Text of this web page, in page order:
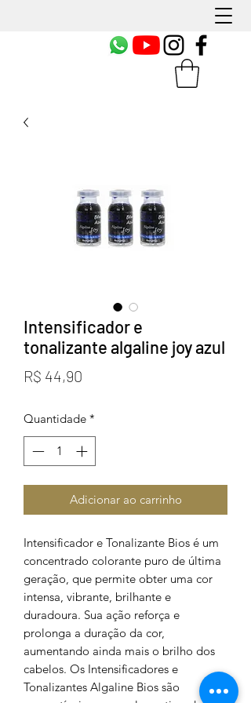
Intensificador e
tonalizante algaline joy azul
R$ 44,90
Quantidade *
Adicionar ao carrinho
Intensificador e Tonalizante Bios é um
concentrado colorante puro de última
geração, que permite obter uma cor
intensa, vibrante, brilhante e
duradoura. Sua ação reforça e
prolonga a duração da cor,
aumentando ainda mais o brilho dos
cabelos. Os Intensificadores e
Tonalizantes Algaline Bios são